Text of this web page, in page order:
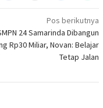
Pos berikutnya
24 Samarinda Dibangun
Rp30 Miliar, Novan: Belajar
Tetap Jalan